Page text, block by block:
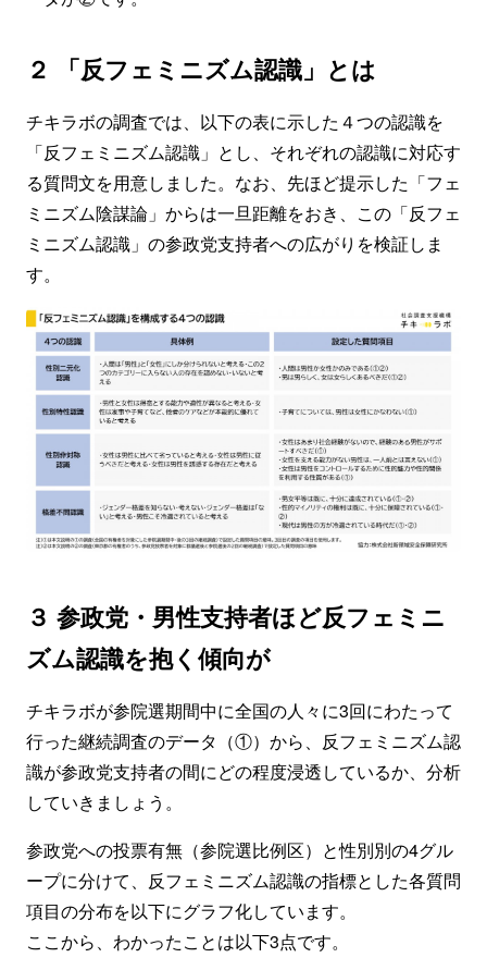
２ 「反フェミニズム認識」とは
チキラボの調査では、以下の表に示した４つの認識を
「反フェミニズム認識」とし、それぞれの認識に対応す
る質問文を用意しました。なお、先ほど提示した「フェ
ミニズム陰謀論」からは一旦距離をおき、この「反フェ
ミニズム認識」の参政党支持者への広がりを検証しま
す。
３ 参政党・男性支持者ほど反フェミニ
ズム認識を抱く傾向が
チキラボが参院選期間中に全国の人々に3回にわたって
行った継続調査のデータ（①）から、反フェミニズム認
識が参政党支持者の間にどの程度浸透しているか、分析
していきましょう。
参政党への投票有無（参院選比例区）と性別別の4グル
ープに分けて、反フェミニズム認識の指標とした各質問
項目の分布を以下にグラフ化しています。
ここから、わかったことは以下3点です。